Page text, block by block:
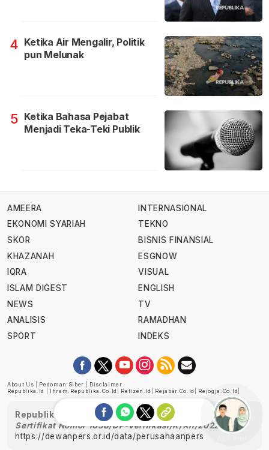
4 Ketika Air Mengalir, Politik
pun Melunak
5 Ketika Bahasa Pejabat
Menjadi Teka-Teki Publik
AMEERA
EKONOMI SYARIAH
SKOR
KHAZANAH
IQRA
ISLAM DIGEST
NEWS
ANALISIS
SPORT
INTERNASIONAL
TEKNO
BISNIS FINANSIAL
ESGNOW
VISUAL
ENGLISH
TV
RAMADHAN
INDEKS
About Us Pedoman Siber
Disclaimer
Republika.id
Ihram.republika.co.id Retizen.id Rejabar.co.id Rejogja.co.id
Republika telah diverifikasi oleh Dewan Pers
Sertifikat Nomor 1058/DP-Verifikasi/K/XII/2022
https://dewanpers.or.id/data/perusahaanpers